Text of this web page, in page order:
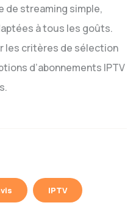
de streaming simple,
à tous les goûts.
les critères de sélection
d’abonnements IPTV
IPTV